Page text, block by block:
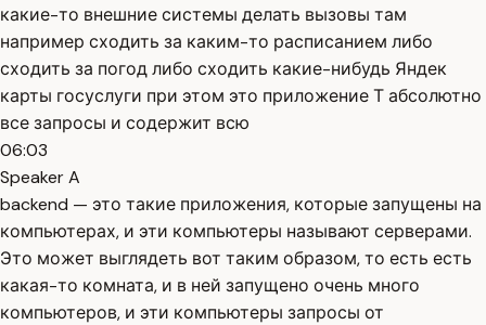
какие-то внешние системы делать вызовы там
например сходить за каким-то расписанием либо
сходить за погод либо сходить какие-нибудь Яндек
карты госуслуги при этом это приложение Т абсолютно
все запросы и содержит всю
06:03
Speaker A
backend — это такие приложения, которые запущены на
компьютерах, и эти компьютеры называют серверами.
Это может выглядеть вот таким образом, то есть есть
какая-то комната, и в ней запущено очень много
компьютеров, и эти компьютеры запросы от